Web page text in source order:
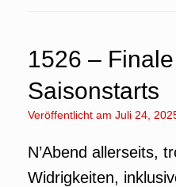
1526 –
Saisonstarts
Veröffentlicht am Juli 24,
N’Abend allerseits,
Widrigkeiten,